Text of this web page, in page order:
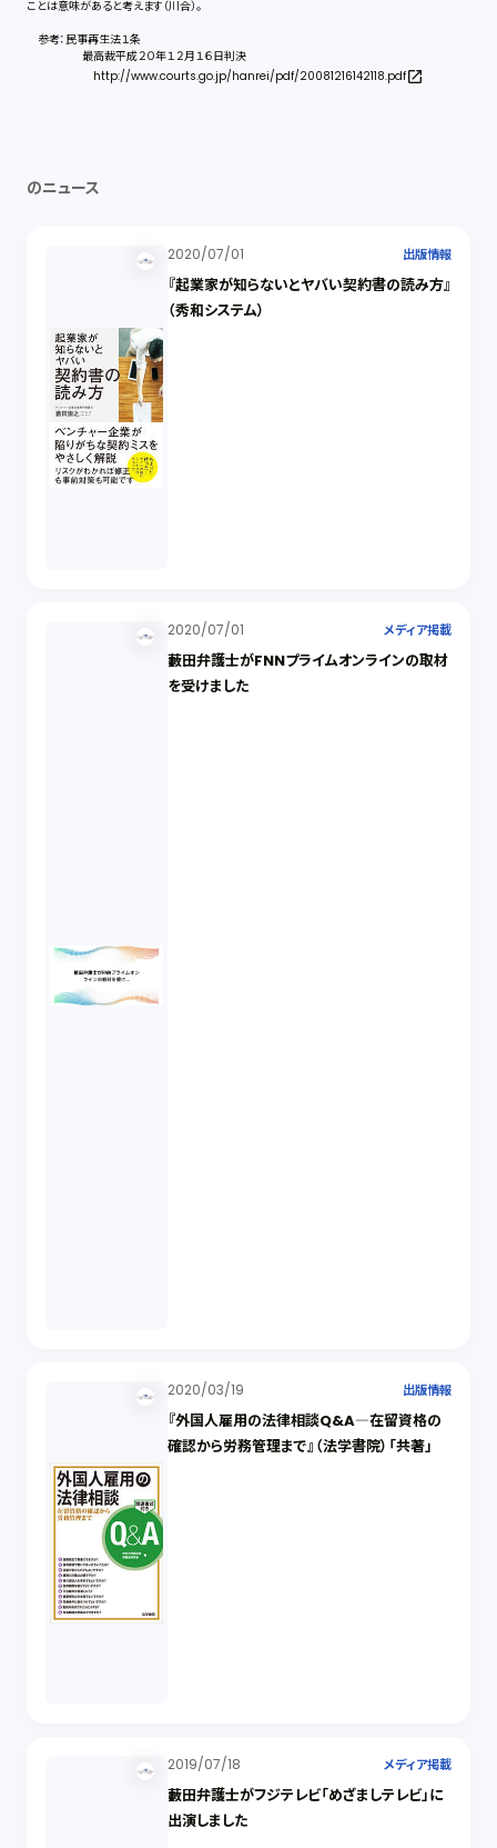
ことは意味があると考えます（川合）。
参考：民事再生法１条
最高裁平成２０年１２月１６日判決
http://www.courts.go.jp/hanrei/pdf/20081216142118.pdf
のニュース
2020/07/01 出版情報
『起業家が知らないとヤバい契約書の読み方』
（秀和システム）
2020/07/01 メディア掲載
藪田弁護士がFNNプライムオンラインの取材
を受けました
2020/03/19 出版情報
『外国人雇用の法律相談Q&A―在留資格の
確認から労務管理まで』（法学書院）「共著」
2019/07/18 メディア掲載
藪田弁護士がフジテレビ「めざましテレビ」に
出演しました